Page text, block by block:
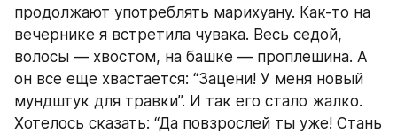
продолжают употреблять марихуану. Как-то на
вечернике я встретила чувака. Весь седой,
волосы — хвостом, на башке — проплешина. А
он все еще хвастается: “Зацени! У меня новый
мундштук для травки”. И так его стало жалко.
Хотелось сказать: “Да повзрослей ты уже! Стань